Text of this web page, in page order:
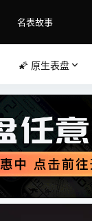
名表故事
🌠 原生表盘